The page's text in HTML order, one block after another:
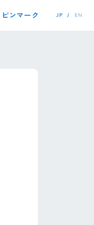
ピンマーク JP EN